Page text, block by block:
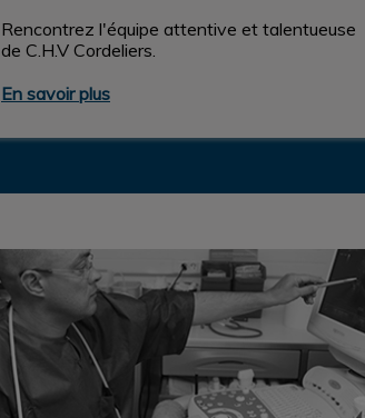
Rencontrez l'équipe attentive et talentueuse
de C.H.V Cordeliers.
En savoir plus